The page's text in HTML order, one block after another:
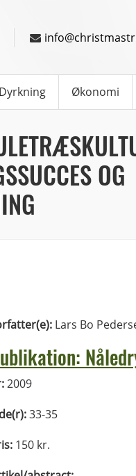
Dyrkning Økonomi
OG
Lars Bo
2009
33-35
150 kr.